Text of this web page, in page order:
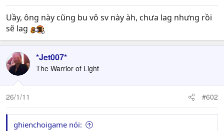
t
e
Uầy, ông này cũng bu vô sv này àh, chưa lag nhưng rồi
sẽ lag
*Jet007*
The Warrior of Light
26/1/11 #602
ghienchoigame nói: